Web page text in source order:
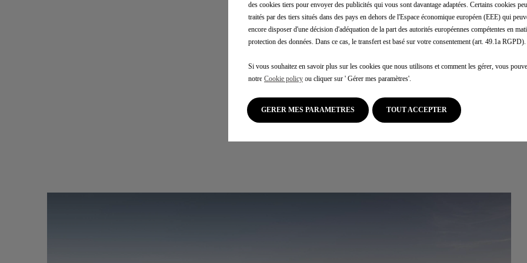
PRESTATIONS
gratuitement en cas d’immobilisation de
votre véhicule suite à une panne couverte
contrat de services DS AUTOMOBILES
(extension de garantie) encore valable au
soins. Si les véhicules ou les dégâts ne
demande et à vos frais.
des cookies tiers pour envoyer des publicités qui vous sont davantage adaptées. Certains cookies
traités par des tiers situés dans des pays en dehors de l'Espace économique européen (EEE) qui
encore disposer d'une décision d'adéquation de la part des autorités européennes compétentes en
protection des données. Dans ce cas, le transfert est basé sur votre consentement (art. 49.1a RGPD).
Si vous souhaitez en savoir plus sur les cookies que nous utilisons et comment les gérer, vous
notre Cookie policy ou cliquer sur ' Gérer mes paramètres'.
GERER MES PARAMETRES TOUT ACCEPTER